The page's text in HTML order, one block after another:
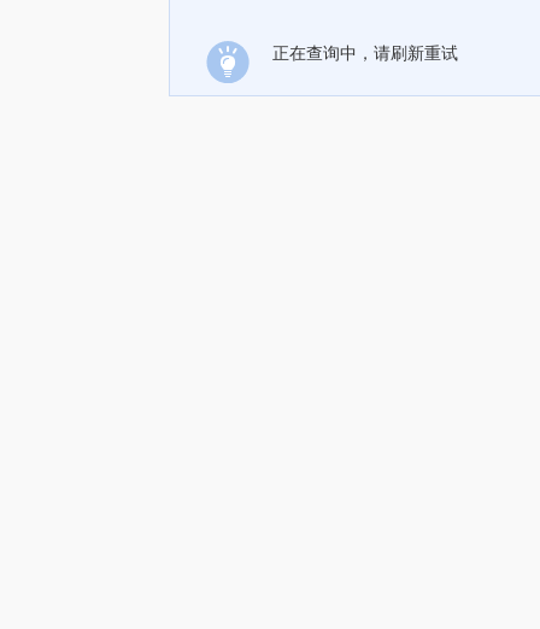
正在查询中，请刷新重试